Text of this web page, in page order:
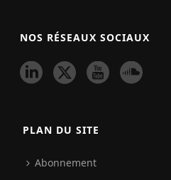
NOS RÉSEAUX SOCIAUX
PLAN DU SITE
Abonnement